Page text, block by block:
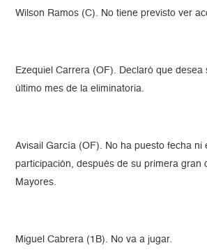
Wilson Ramos (C). No tiene previsto ver
Ezequiel Carrera (OF). Declaró que desea
último mes de la eliminatoria.
Avisail García (OF). No ha puesto fecha ni
participación, después de su primera gran
Mayores.
Miguel Cabrera (1B). No va a jugar.